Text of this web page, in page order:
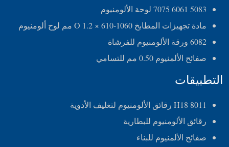
5083 6061 7075 لوحة الألومنيوم
مادة تجهيزات المطابخ 1060-O 1.2 × 610 مم لوح ألومنيوم
6082 ورقة الألومنيوم للفرشاة
صفائح الألمنيوم 0.50 مم للتسامي
التطبيقات
8011 H18 رقائق الألومنيوم لتغليف الأدوية
رقائق الألومنيوم للبطارية
صفائح الألمنيوم للبناء